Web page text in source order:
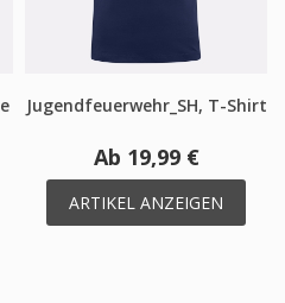
Jugendfeuerwehr_SH, T-Shirt
Ab 19,99 €
ARTIKEL ANZEIGEN